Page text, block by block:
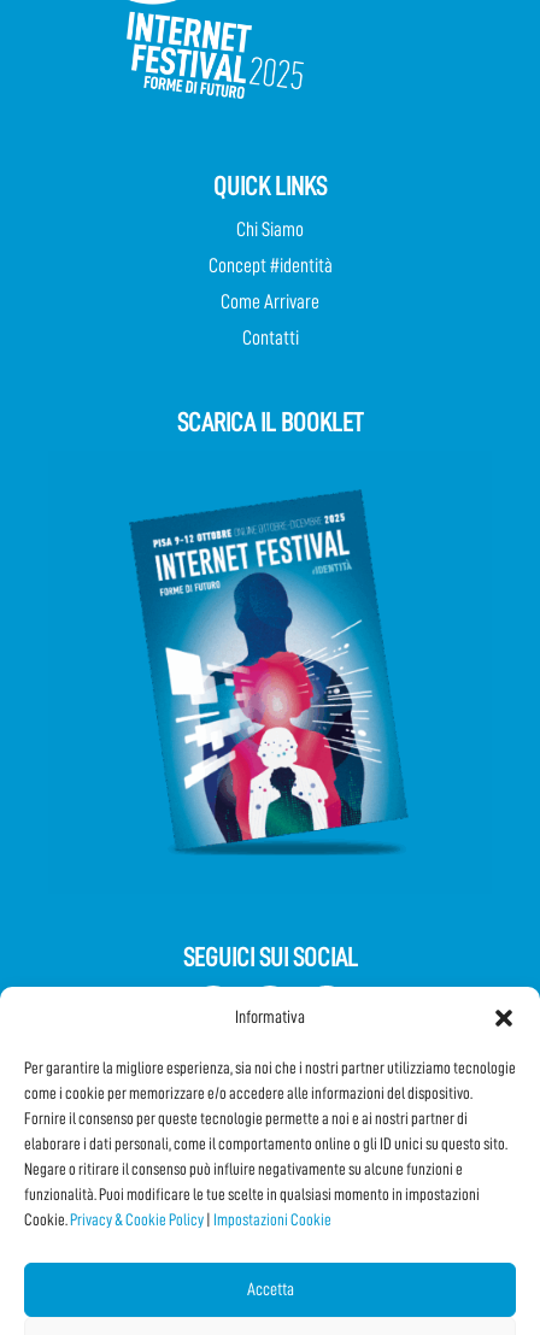
Informativa
Per garantire la migliore esperienza, sia noi che i nostri partner utilizziamo tecnologie
come i cookie per memorizzare e/o accedere alle informazioni del dispositivo.
Fornire il consenso per queste tecnologie permette a noi e ai nostri partner di
elaborare i dati personali, come il comportamento online o gli ID unici su questo sito.
Negare o ritirare il consenso può influire negativamente su alcune funzioni e
funzionalità. Puoi modificare le tue scelte in qualsiasi momento in impostazioni
Cookie. Privacy & Cookie Policy Impostazioni Cookie
Accetta
QUICK LINKS
Chi Siamo
Concept #identità
Come Arrivare
Contatti
SCARICA IL BOOKLET
SEGUICI SUI SOCIAL
Iscriviti alla Newsletter
CONDIVIDI QUESTA PAGINA!
FacebookWhatsAppEmail